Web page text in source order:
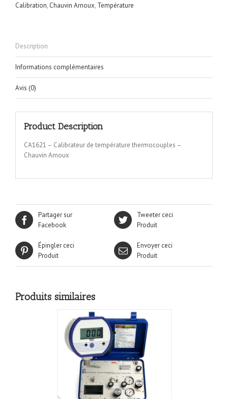
Calibration, Chauvin Arnoux, Température
Description
Informations complémentaires
Avis (0)
Product Description
CA1621 – Calibrateur de température thermocouples –
Chauvin Arnoux
Partager sur
Facebook
Tweeter ceci
Produit
Épingler ceci
Produit
Envoyer ceci
Produit
Produits similaires